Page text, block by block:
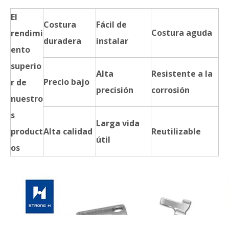
El
rendimi
ento
superio
r de
nuestro
s
product
os
Costura
duradera
Fácil de
instalar
Costura aguda
Precio bajo
Alta
precisión
Resistente a la
corrosión
Alta calidad
Larga vida
útil
Reutilizable